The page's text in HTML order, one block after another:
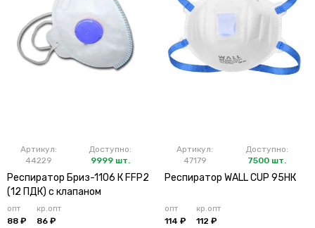
Артикул:
44229
Доступно:
9999 шт.
Респиратор Бриз-1106 К FFP2
(12 ПДК) с клапаном
опт
88 ₽
кр.опт
86 ₽
Артикул:
47179
Доступно:
7500 шт.
Респиратор WALL CUP 95HК
опт
114 ₽
кр.опт
112 ₽